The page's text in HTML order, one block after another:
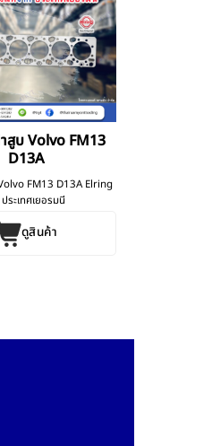
สูบ Volvo FM13
D13A
FM13 D13A Elring
ระเทศเยอรมนี
ดูสินค้า